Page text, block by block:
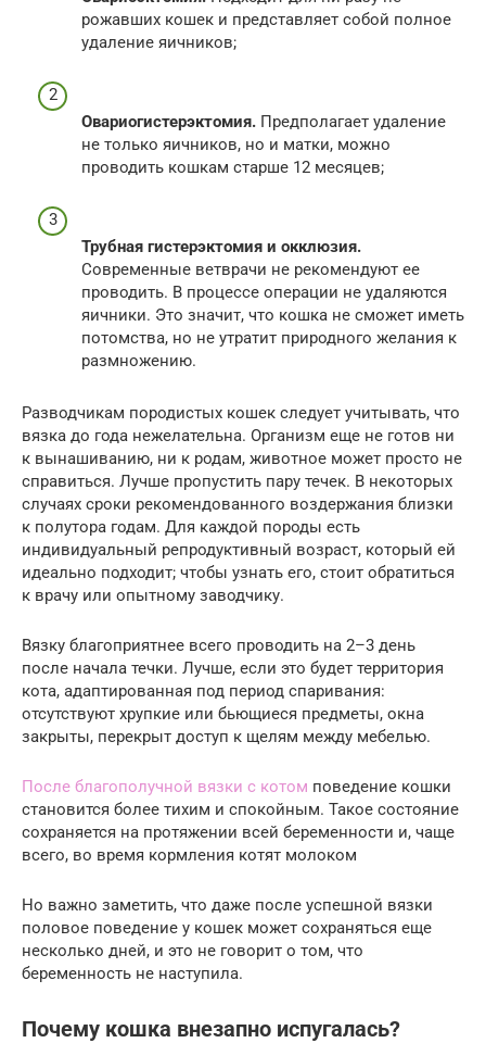
рожавших кошек и представляет собой полное
удаление яичников;
Овариогистерэктомия. Предполагает удаление
не только яичников, но и матки, можно
проводить кошкам старше 12 месяцев;
Трубная гистерэктомия и окклюзия.
Современные ветврачи не рекомендуют ее
проводить. В процессе операции не удаляются
яичники. Это значит, что кошка не сможет иметь
потомства, но не утратит природного желания к
размножению.
Разводчикам породистых кошек следует учитывать, что
вязка до года нежелательна. Организм еще не готов ни
к вынашиванию, ни к родам, животное может просто не
справиться. Лучше пропустить пару течек. В некоторых
случаях сроки рекомендованного воздержания близки
к полутора годам. Для каждой породы есть
индивидуальный репродуктивный возраст, который ей
идеально подходит; чтобы узнать его, стоит обратиться
к врачу или опытному заводчику.
Вязку благоприятнее всего проводить на 2–3 день
после начала течки. Лучше, если это будет территория
кота, адаптированная под период спаривания:
отсутствуют хрупкие или бьющиеся предметы, окна
закрыты, перекрыт доступ к щелям между мебелью.
После благополучной вязки с котом поведение кошки
становится более тихим и спокойным. Такое состояние
сохраняется на протяжении всей беременности и, чаще
всего, во время кормления котят молоком
Но важно заметить, что даже после успешной вязки
половое поведение у кошек может сохраняться еще
несколько дней, и это не говорит о том, что
беременность не наступила.
Почему кошка внезапно испугалась?